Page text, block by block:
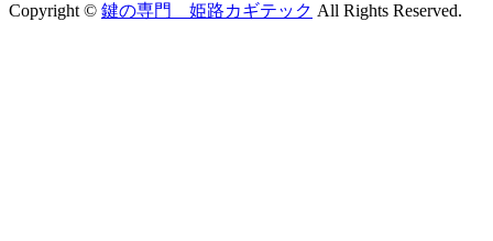
Copyright © 鍵の専門 姫路カギテック All Rights Reserved.